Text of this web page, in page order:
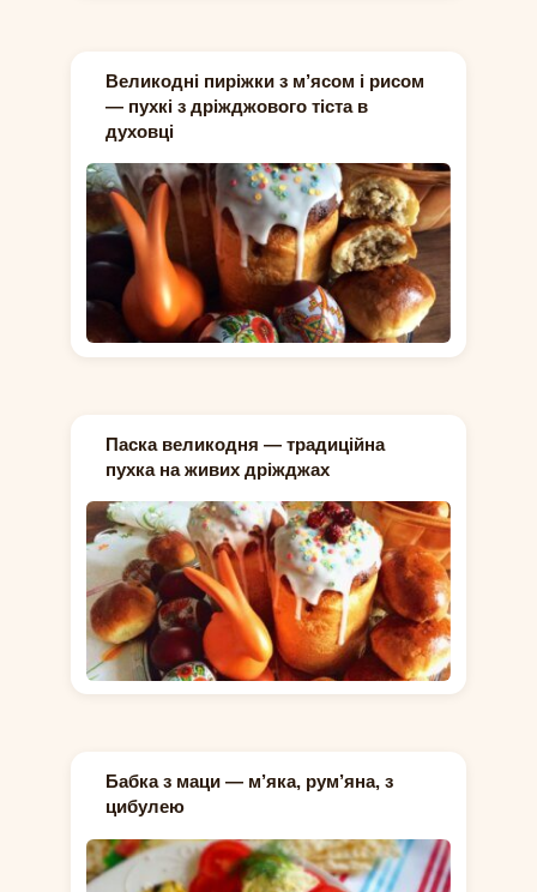
Великодні пиріжки з м’ясом і рисом
— пухкі з дріжджового тіста в
духовці
Паска великодня — традиційна
пухка на живих дріжджах
Бабка з маци — м’яка, рум’яна, з
цибулею